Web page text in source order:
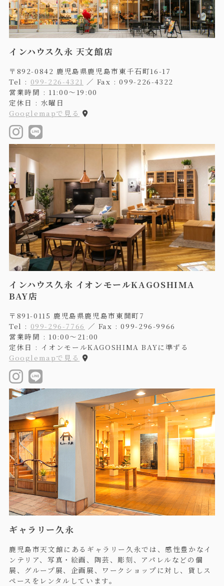
インハウス久永 天文館店
〒892-0842 鹿児島県鹿児島市東千石町16-17
Tel : 099-226-4321 ／ Fax : 099-226-4322
営業時間 : 11:00〜19:00
定休日 : 水曜日
Googlemapで見る
インハウス久永 イオンモールKAGOSHIMA
BAY店
〒891-0115 鹿児島県鹿児島市東開町7
Tel : 099-296-7766 ／ Fax : 099-296-9966
営業時間 : 10:00〜21:00
定休日 : イオンモールKAGOSHIMA BAYに準ずる
Googlemapで見る
ギャラリー久永
鹿児島市天文館にあるギャラリー久永では、感性豊かなイ
ンテリア、写真・絵画、陶芸、彫刻、アパレルなどの個
展、グループ展、企画展、ワークショップに対し、貸しス
ペースをレンタルしています。